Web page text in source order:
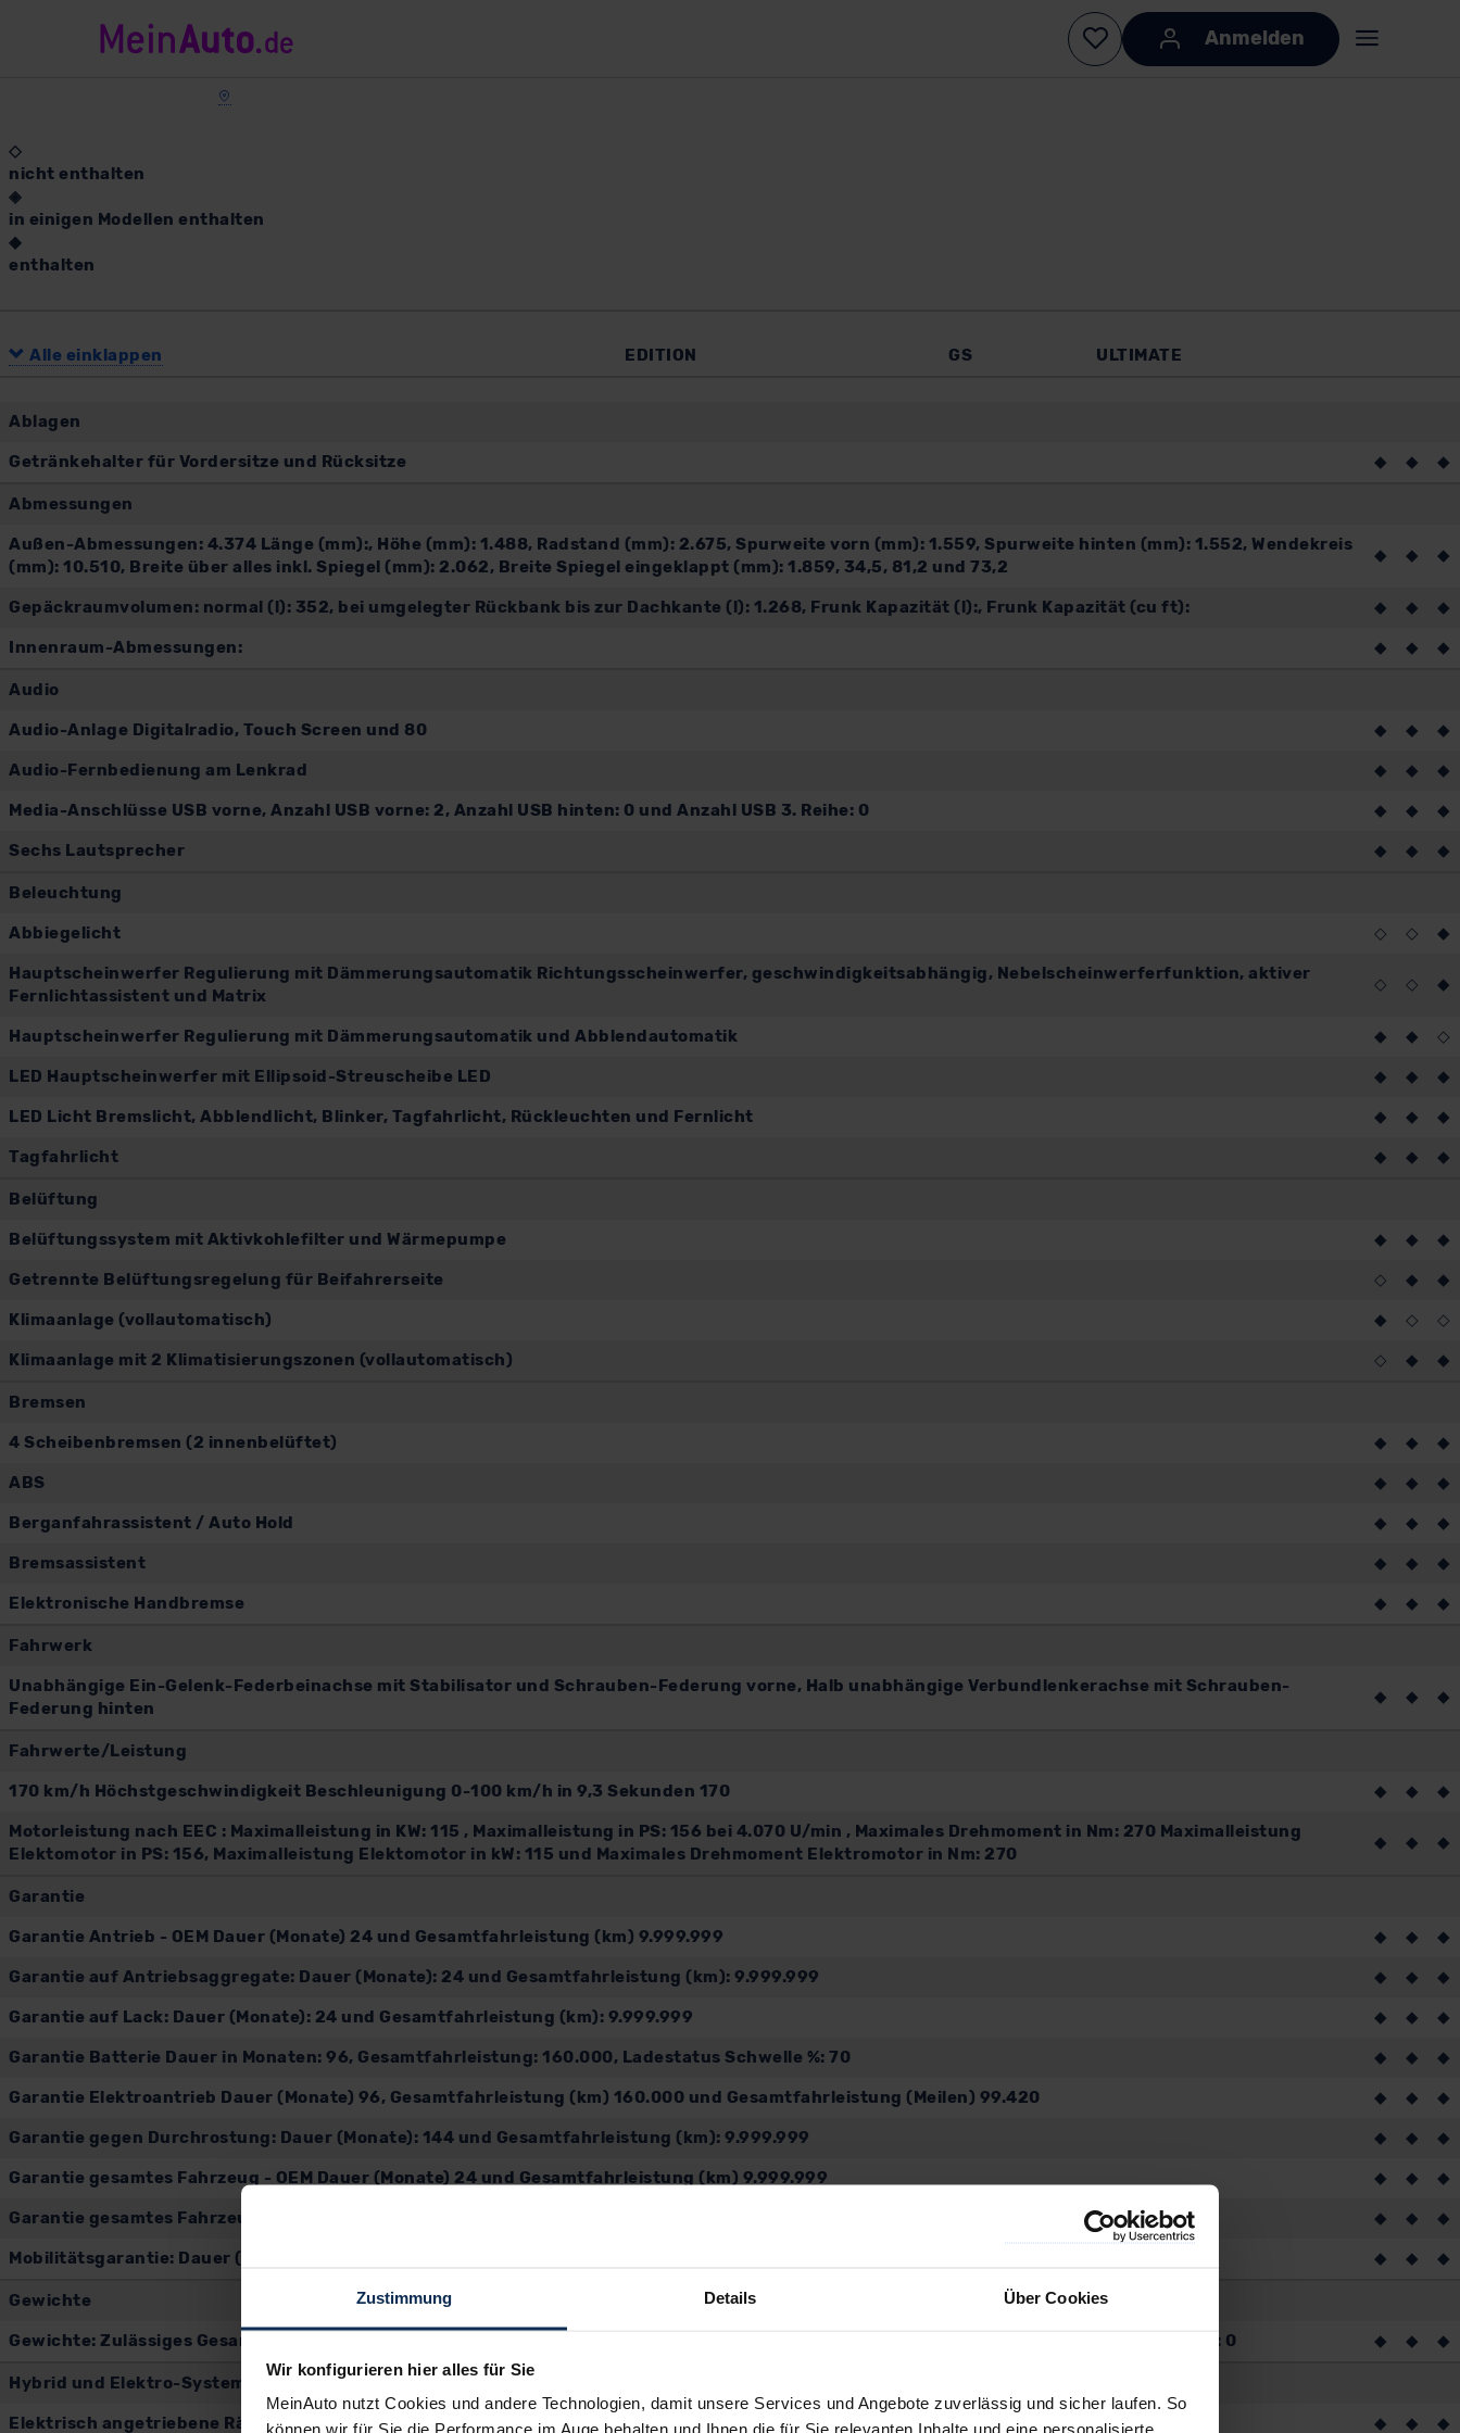
Zustimmung Details Über Cookies
Wir konfigurieren hier alles für Sie
MeinAuto nutzt Cookies und andere Technologien, damit unsere Services und Angebote zuverlässig und sicher laufen. So
können wir für Sie die Performance im Auge behalten und Ihnen die für Sie relevanten Inhalte und eine personalisierte
◇
nicht enthalten
◈
in einigen Modellen enthalten
◆
enthalten
Alle einklappen EDITION GS ULTIMATE
Ablagen
Getränkehalter für Vordersitze und Rücksitze ◆ ◆ ◆
Abmessungen
Außen-Abmessungen: 4.374 Länge (mm):, Höhe (mm): 1.488, Radstand (mm): 2.675, Spurweite vorn (mm): 1.559, Spurweite hinten (mm): 1.552, Wendekreis
(mm): 10.510, Breite über alles inkl. Spiegel (mm): 2.062, Breite Spiegel eingeklappt (mm): 1.859, 34,5, 81,2 und 73,2
◆ ◆ ◆
Gepäckraumvolumen: normal (l): 352, bei umgelegter Rückbank bis zur Dachkante (l): 1.268, Frunk Kapazität (l):, Frunk Kapazität (cu ft): ◆ ◆ ◆
Innenraum-Abmessungen: ◆ ◆ ◆
Audio
Audio-Anlage Digitalradio, Touch Screen und 80 ◆ ◆ ◆
Audio-Fernbedienung am Lenkrad ◆ ◆ ◆
Media-Anschlüsse USB vorne, Anzahl USB vorne: 2, Anzahl USB hinten: 0 und Anzahl USB 3. Reihe: 0 ◆ ◆ ◆
Sechs Lautsprecher ◆ ◆ ◆
Beleuchtung
Abbiegelicht ◇ ◇ ◆
Hauptscheinwerfer Regulierung mit Dämmerungsautomatik Richtungsscheinwerfer, geschwindigkeitsabhängig, Nebelscheinwerferfunktion, aktiver
Fernlichtassistent und Matrix
◇ ◇ ◆
Hauptscheinwerfer Regulierung mit Dämmerungsautomatik und Abblendautomatik ◆ ◆ ◇
LED Hauptscheinwerfer mit Ellipsoid-Streuscheibe LED ◆ ◆ ◆
LED Licht Bremslicht, Abblendlicht, Blinker, Tagfahrlicht, Rückleuchten und Fernlicht ◆ ◆ ◆
Tagfahrlicht ◆ ◆ ◆
Belüftung
Belüftungssystem mit Aktivkohlefilter und Wärmepumpe ◆ ◆ ◆
Getrennte Belüftungsregelung für Beifahrerseite ◇ ◆ ◆
Klimaanlage (vollautomatisch) ◆ ◇ ◇
Klimaanlage mit 2 Klimatisierungszonen (vollautomatisch) ◇ ◆ ◆
Bremsen
4 Scheibenbremsen (2 innenbelüftet) ◆ ◆ ◆
ABS ◆ ◆ ◆
Berganfahrassistent / Auto Hold ◆ ◆ ◆
Bremsassistent ◆ ◆ ◆
Elektronische Handbremse ◆ ◆ ◆
Fahrwerk
Unabhängige Ein-Gelenk-Federbeinachse mit Stabilisator und Schrauben-Federung vorne, Halb unabhängige Verbundlenkerachse mit Schrauben-
Federung hinten
◆ ◆ ◆
Fahrwerte/Leistung
170 km/h Höchstgeschwindigkeit Beschleunigung 0-100 km/h in 9,3 Sekunden 170 ◆ ◆ ◆
Motorleistung nach EEC : Maximalleistung in KW: 115 , Maximalleistung in PS: 156 bei 4.070 U/min , Maximales Drehmoment in Nm: 270 Maximalleistung
Elektomotor in PS: 156, Maximalleistung Elektomotor in kW: 115 und Maximales Drehmoment Elektromotor in Nm: 270
◆ ◆ ◆
Garantie
Garantie Antrieb - OEM Dauer (Monate) 24 und Gesamtfahrleistung (km) 9.999.999 ◆ ◆ ◆
Garantie auf Antriebsaggregate: Dauer (Monate): 24 und Gesamtfahrleistung (km): 9.999.999 ◆ ◆ ◆
Garantie auf Lack: Dauer (Monate): 24 und Gesamtfahrleistung (km): 9.999.999 ◆ ◆ ◆
Garantie Batterie Dauer in Monaten: 96, Gesamtfahrleistung: 160.000, Ladestatus Schwelle %: 70 ◆ ◆ ◆
Garantie Elektroantrieb Dauer (Monate) 96, Gesamtfahrleistung (km) 160.000 und Gesamtfahrleistung (Meilen) 99.420 ◆ ◆ ◆
Garantie gegen Durchrostung: Dauer (Monate): 144 und Gesamtfahrleistung (km): 9.999.999 ◆ ◆ ◆
Garantie gesamtes Fahrzeug - OEM Dauer (Monate) 24 und Gesamtfahrleistung (km) 9.999.999 ◆ ◆ ◆
Garantie gesamtes Fahrzeug: Dauer (Monate): 24 und Gesamtfahrleistung (km): 9.999.999 ◆ ◆ ◆
Mobilitätsgarantie: Dauer (Monate): 96 und Gesamtfahrleistung (km): 160.000 ◆ ◆ ◆
Gewichte
Gewichte: Zulässiges Gesamtgewicht (kg): 2.180, Leergewicht (kg): 1.733, Anhängelast gebremst (kg): 0 und Anhängelast ungebremst (kg): 0 ◆ ◆ ◆
Hybrid und Elektro-Systeme
Elektrisch angetriebene Räder vorne ◆ ◆ ◆